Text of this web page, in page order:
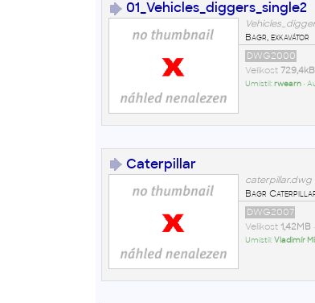
01_Vehicles_diggers_single2
Bagr, exkavátor
DWG2000
Velikost 729,4kB
Umístil:rwearn•
Caterpillar
caterpillar.dwg
Bagr
DWG2007
Velikost 1,42MB
Umístil:Vladimír